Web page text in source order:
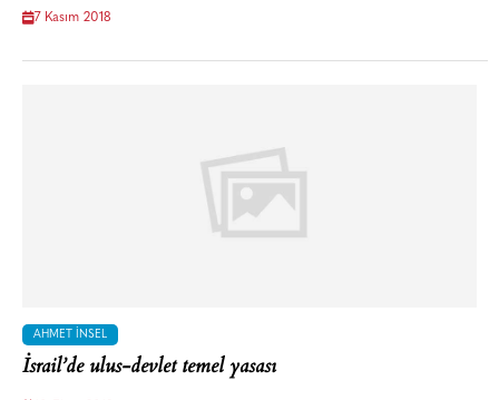
7 Kasım 2018
AHMET İNSEL
İsrail’de ulus-devlet temel yasası